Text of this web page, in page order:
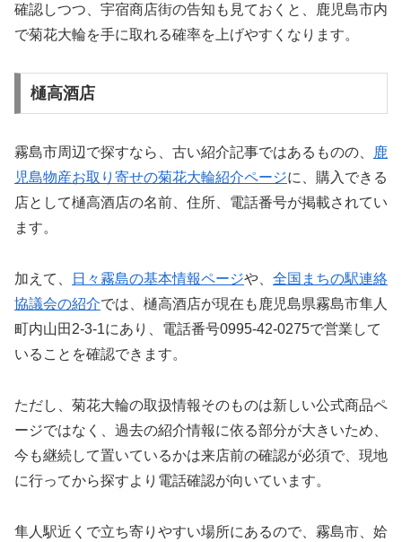
確認しつつ、宇宿商店街の告知も見ておくと、鹿児島市内
で菊花大輪を手に取れる確率を上げやすくなります。
樋高酒店
霧島市周辺で探すなら、古い紹介記事ではあるものの、
鹿
児島物産お取り寄せの菊花大輪紹介ページに、購入できる
店として樋高酒店の名前、住所、電話番号が掲載されてい
ます。
加えて、 日々霧島の基本情報ページや、 全国まちの駅連絡
協議会の紹介では、樋高酒店が現在も鹿児島県霧島市隼人
町内山田2-3-1にあり、電話番号0995-42-0275で営業して
いることを確認できます。
ただし、菊花大輪の取扱情報そのものは新しい公式商品ペ
ージではなく、過去の紹介情報に依る部分が大きいため、
今も継続して置いているかは来店前の確認が必須で、現地
に行ってから探すより電話確認が向いています。
隼人駅近くで立ち寄りやすい場所にあるので、霧島市、姶